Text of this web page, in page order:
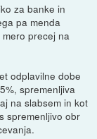
za banke in
pa menda
precej na
odplavilne dobe
spremenljiva
na slabsem in kot
spremenljivo obr